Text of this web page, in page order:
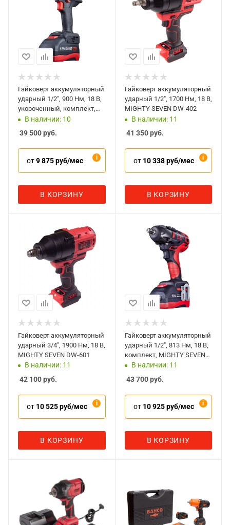
Гайковерт аккумуляторный
ударный 1/2", 900 Нм, 18 В,
укороченный, комплект,
MIGHTY SEVEN DW-404A
В наличии: 10
39 500руб.
от9 875 руб/мес
В КОРЗИНУ
Гайковерт аккумуляторный
ударный 1/2", 1700 Нм, 18 В,
MIGHTY SEVEN DW-402
В наличии: 11
41 350руб.
от 10 338 руб/мес
В КОРЗИНУ
Гайковерт аккумуляторный
ударный 3/4", 1900 Нм, 18 В,
MIGHTY SEVEN DW-601
В наличии: 11
42 100руб.
от 10 525 руб/мес
В КОРЗИНУ
Гайковерт аккумуляторный
ударный 1/2", 813 Нм, 18 В,
комплект, MIGHTY SEVEN
DW-401A
В наличии: 11
43 700руб.
от 10 925 руб/мес
В КОРЗИНУ